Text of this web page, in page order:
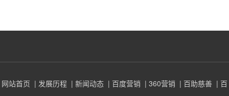
网站首页 | 发展历程 | 新闻动态 | 百度营销 | 360营销 | 百助慈善 | 百